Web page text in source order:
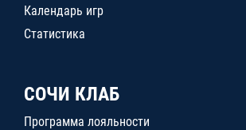
Календарь игр
Статистика
СОЧИ КЛАБ
Программа лояльности